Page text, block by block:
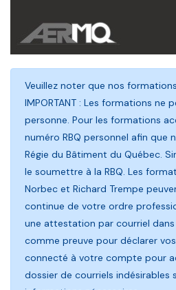
Veuillez noter que nos
IMPORTANT : Les formations ne
personne. Pour les formations
numéro RBQ personnel afin
Régie du Bâtiment du Québec.
le soumettre à la RBQ. Les
Norbec et Richard Trempe
continue de votre ordre
une attestation par courriel
comme preuve pour déclarer
connecté à votre compte pour
dossier de courriels indésirables